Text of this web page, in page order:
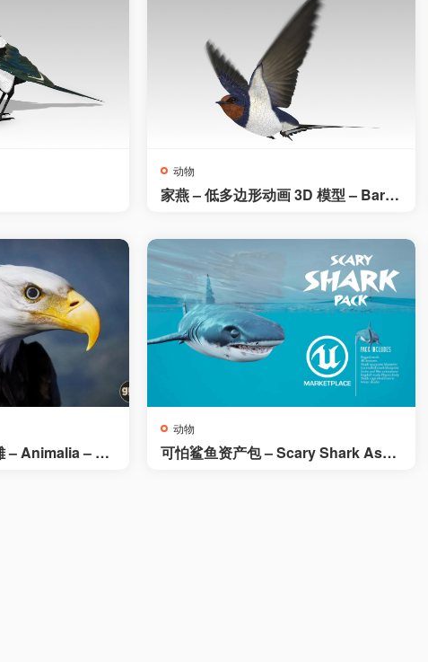
动物
家燕 – 低多边形动画 3D 模型 – Barn
– Animalia – Ba
动物
可怕鲨鱼资产包 – Scary Shark Asse